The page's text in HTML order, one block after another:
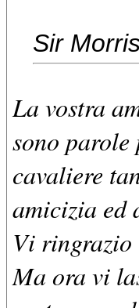
Sir
La vostra
sono
cavaliere
amicizia ed
Vi ringrazio
Ma ora vi